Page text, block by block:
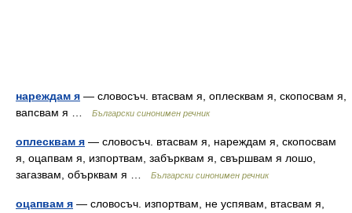
нареждам я — словосъч. втасвам я, оплесквам я, скопосвам я,
вапсвам я …
Български синонимен речник
оплесквам я — словосъч. втасвам я, нареждам я, скопосвам
я, оцапвам я, изпортвам, забърквам я, свършвам я лошо,
загазвам, обърквам я …
Български синонимен речник
оцапвам я — словосъч. изпортвам, не успявам, втасвам я,